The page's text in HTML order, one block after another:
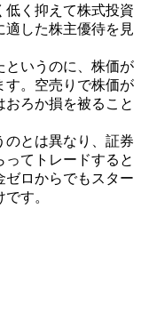
低く抑えて株式投資
適した株主優待を見
というのに、株価が
す。空売りで株価が
ろか損を被ること
のとは異なり、証券
てトレードすると
ゼロからでもスター
す。